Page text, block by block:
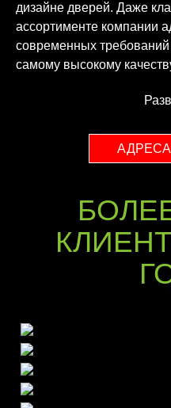
дизайне дверей. Даже
ассортименте компании
современных требований
самому высокому